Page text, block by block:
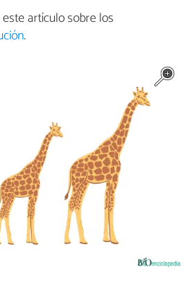
artículo sobre los
.